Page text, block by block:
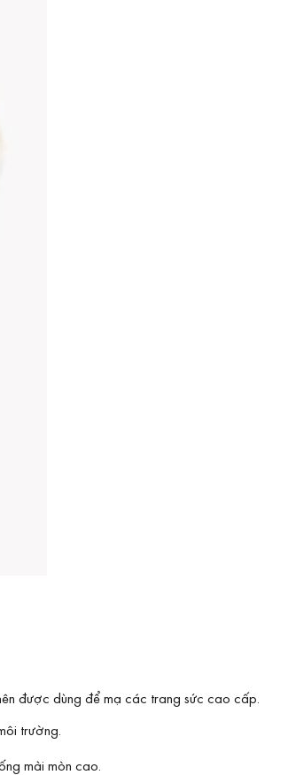
được dùng để mạ các trang sức cao cấp.
trường.
mài mòn cao.